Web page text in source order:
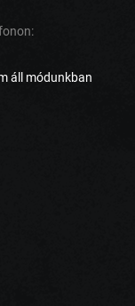
áll módunkban